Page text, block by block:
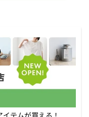
テムが買える！